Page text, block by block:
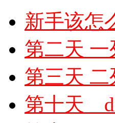
新手该怎
第二天 一
第三天
第十天